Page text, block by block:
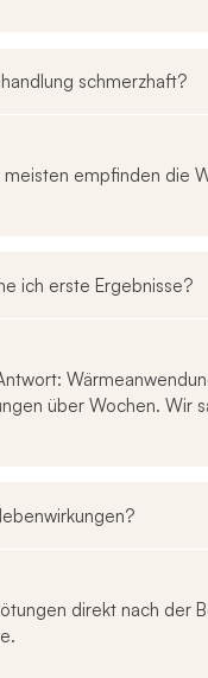
schmerzhaft?
meisten empfinden die
ich erste Ergebnisse?
über Wochen. Wir
direkt nach der